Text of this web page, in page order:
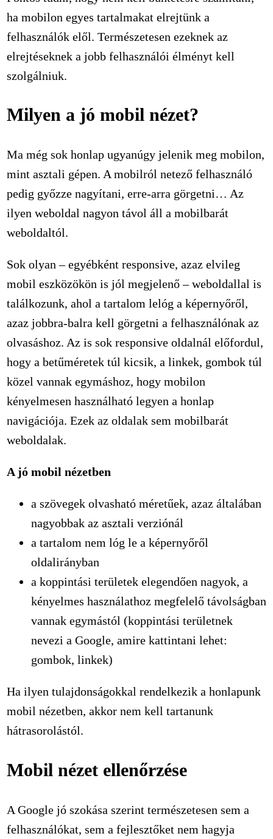
ha mobilon egyes tartalmakat elrejtünk a
felhasználók elől. Természetesen ezeknek az
elrejtéseknek a jobb felhasználói élményt kell
szolgálniuk.
Milyen a jó mobil nézet?
Ma még sok honlap ugyanúgy jelenik meg mobilon,
mint asztali gépen. A mobilról netező felhasználó
pedig győzze nagyítani, erre-arra görgetni… Az
ilyen weboldal nagyon távol áll a mobilbarát
weboldaltól.
Sok olyan – egyébként responsive, azaz elvileg
mobil eszközökön is jól megjelenő – weboldallal is
találkozunk, ahol a tartalom lelóg a képernyőről,
azaz jobbra-balra kell görgetni a felhasználónak az
olvasáshoz. Az is sok responsive oldalnál előfordul,
hogy a betűméretek túl kicsik, a linkek, gombok túl
közel vannak egymáshoz, hogy mobilon
kényelmesen használható legyen a honlap
navigációja. Ezek az oldalak sem mobilbarát
weboldalak.
A jó mobil nézetben
a szövegek olvasható méretűek, azaz általában
nagyobbak az asztali verziónál
a tartalom nem lóg le a képernyőről
oldalirányban
a koppintási területek elegendően nagyok, a
kényelmes használathoz megfelelő távolságban
vannak egymástól (koppintási területnek
nevezi a Google, amire kattintani lehet:
gombok, linkek)
Ha ilyen tulajdonságokkal rendelkezik a honlapunk
mobil nézetben, akkor nem kell tartanunk
hátrasorolástól.
Mobil nézet ellenőrzése
A Google jó szokása szerint természetesen sem a
felhasználókat, sem a fejlesztőket nem hagyja